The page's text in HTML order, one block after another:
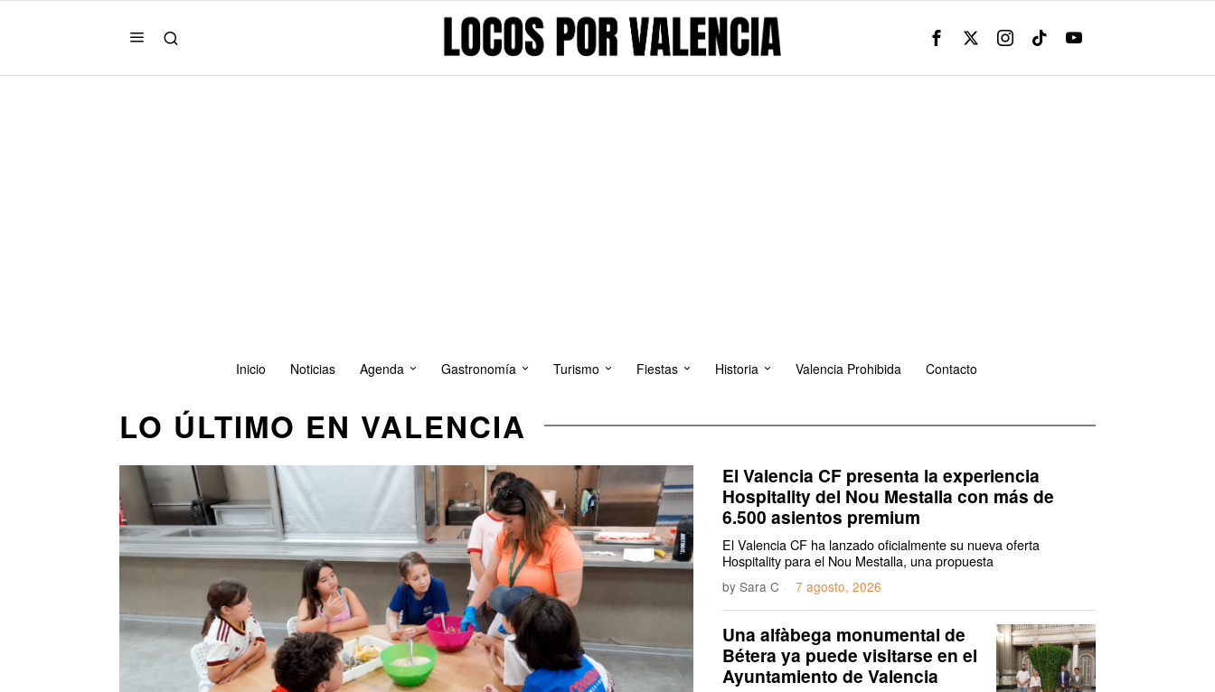
Inicio Noticias Agenda Gastronomía Turismo Fiestas Historia Valencia Prohibida Contacto
LO ÚLTIMO EN VALENCIA
El Valencia CF presenta la experiencia
Hospitality del Nou Mestalla con más de
6.500 asientos premium
El Valencia CF ha lanzado oficialmente su nueva oferta
Hospitality para el Nou Mestalla, una propuesta
bySara C 7 agosto, 2026
Una alfàbega monumental de
Bétera ya puede visitarse en el
Ayuntamiento de Valencia